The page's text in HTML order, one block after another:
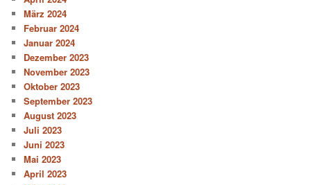
März 2024
Februar 2024
Januar 2024
Dezember 2023
November 2023
Oktober 2023
September 2023
August 2023
Juli 2023
Juni 2023
Mai 2023
April 2023